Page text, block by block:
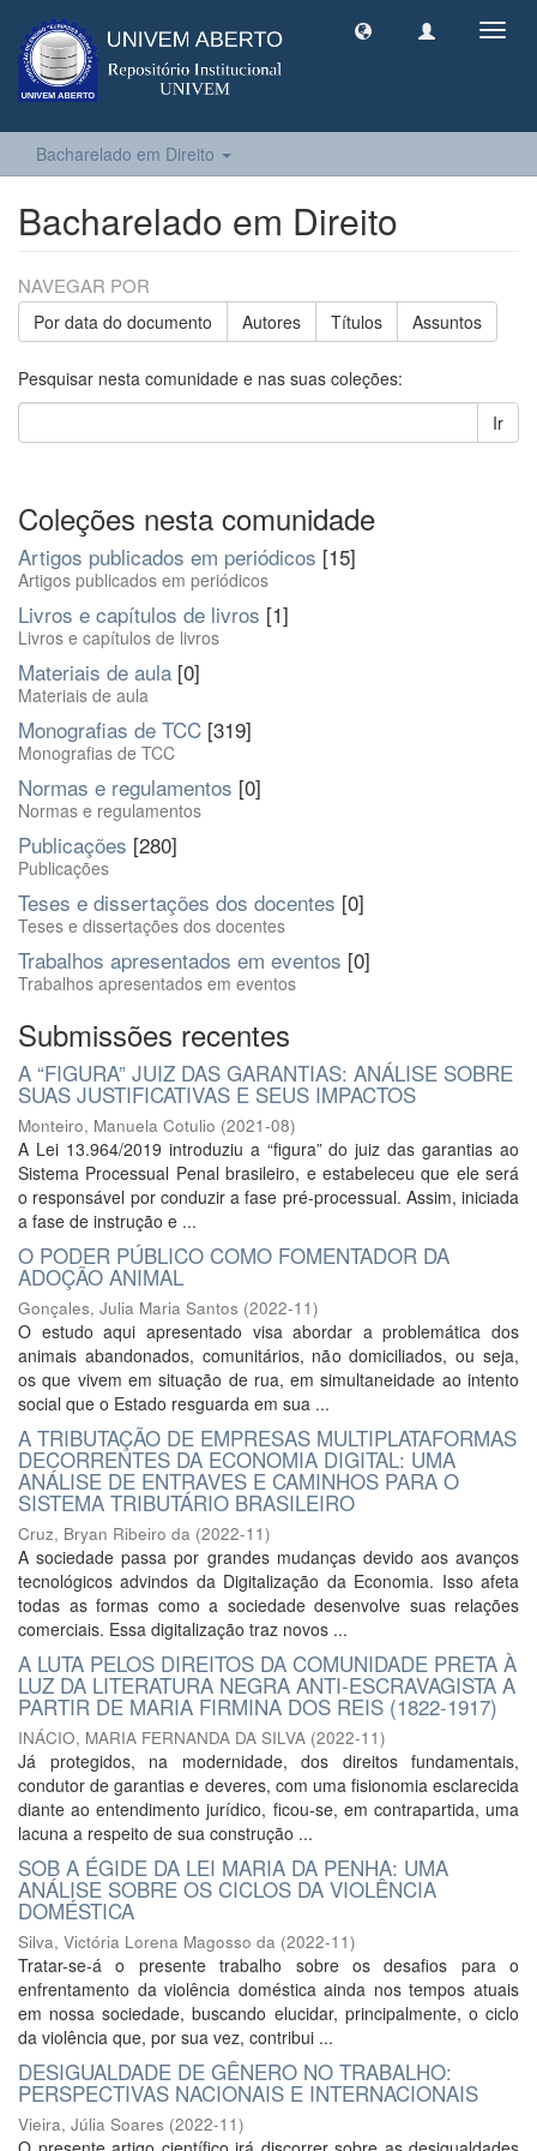
Bacharelado em Direito
Bacharelado em Direito
NAVEGAR POR
Por data do documento Autores Títulos Assuntos
Pesquisar nesta comunidade e nas suas coleções:
Ir
Coleções nesta comunidade
Artigos publicados em periódicos [15]
Artigos publicados em periódicos
Livros e capítulos de livros [1]
Livros e capítulos de livros
Materiais de aula [0]
Materiais de aula
Monografias de TCC [319]
Monografias de TCC
Normas e regulamentos [0]
Normas e regulamentos
Publicações [280]
Publicações
Teses e dissertações dos docentes [0]
Teses e dissertações dos docentes
Trabalhos apresentados em eventos [0]
Trabalhos apresentados em eventos
Submissões recentes
A “FIGURA” JUIZ DAS GARANTIAS: ANÁLISE SOBRE
SUAS JUSTIFICATIVAS E SEUS IMPACTOS
Monteiro, Manuela Cotulio (2021-08)
A Lei 13.964/2019 introduziu a “figura” do juiz das garantias ao
Sistema Processual Penal brasileiro, e estabeleceu que ele será
o responsável por conduzir a fase pré-processual. Assim, iniciada
a fase de instrução e ...
O PODER PÚBLICO COMO FOMENTADOR DA
ADOÇÃO ANIMAL
Gonçales, Julia Maria Santos (2022-11)
O estudo aqui apresentado visa abordar a problemática dos
animais abandonados, comunitários, não domiciliados, ou seja,
os que vivem em situação de rua, em simultaneidade ao intento
social que o Estado resguarda em sua ...
A TRIBUTAÇÃO DE EMPRESAS MULTIPLATAFORMAS
DECORRENTES DA ECONOMIA DIGITAL: UMA
ANÁLISE DE ENTRAVES E CAMINHOS PARA O
SISTEMA TRIBUTÁRIO BRASILEIRO
Cruz, Bryan Ribeiro da (2022-11)
A sociedade passa por grandes mudanças devido aos avanços
tecnológicos advindos da Digitalização da Economia. Isso afeta
todas as formas como a sociedade desenvolve suas relações
comerciais. Essa digitalização traz novos ...
A LUTA PELOS DIREITOS DA COMUNIDADE PRETA À
LUZ DA LITERATURA NEGRA ANTI-ESCRAVAGISTA A
PARTIR DE MARIA FIRMINA DOS REIS (1822-1917)
INÁCIO, MARIA FERNANDA DA SILVA (2022-11)
Já protegidos, na modernidade, dos direitos fundamentais,
condutor de garantias e deveres, com uma fisionomia esclarecida
diante ao entendimento jurídico, ficou-se, em contrapartida, uma
lacuna a respeito de sua construção ...
SOB A ÉGIDE DA LEI MARIA DA PENHA: UMA
ANÁLISE SOBRE OS CICLOS DA VIOLÊNCIA
DOMÉSTICA
Silva, Victória Lorena Magosso da (2022-11)
Tratar-se-á o presente trabalho sobre os desafios para o
enfrentamento da violência doméstica ainda nos tempos atuais
em nossa sociedade, buscando elucidar, principalmente, o ciclo
da violência que, por sua vez, contribui ...
DESIGUALDADE DE GÊNERO NO TRABALHO:
PERSPECTIVAS NACIONAIS E INTERNACIONAIS
Vieira, Júlia Soares (2022-11)